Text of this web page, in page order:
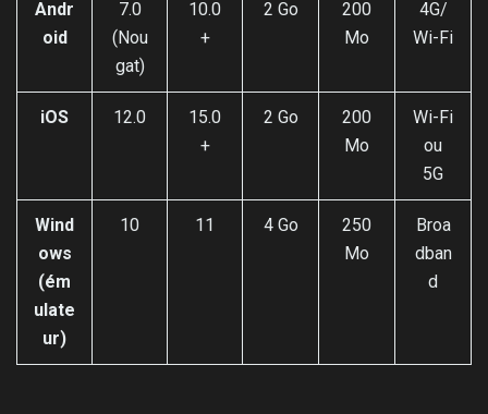
Andr
oid
7.0
(Nou
gat)
10.0
+
2 Go
200
Mo
4G/
Wi-Fi
iOS 12.0
15.0
+
2 Go
200
Mo
Wi-Fi
ou
5G
Wind
ows
(ém
ulate
ur)
10 11 4 Go
250
Mo
Broa
dban
d